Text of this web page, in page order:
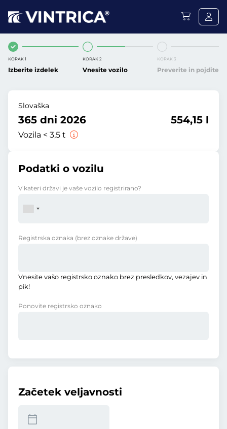
KORAK 1
Izberite izdelek
KORAK 2
Vnesite vozilo
KORAK 3
Preverite in pojdite
Slovaška
365 dni 2026
Vozila < 3,5 t
554,15 l
Podatki o vozilu
V kateri državi je vaše vozilo registrirano?
Registrska oznaka (brez oznake države)
Vnesite vašo registrsko oznako brez presledkov, vezajev in
pik!
Ponovite registrsko oznako
Začetek veljavnosti